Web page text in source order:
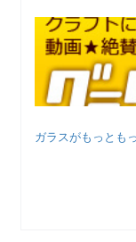
ガラスがもっとも